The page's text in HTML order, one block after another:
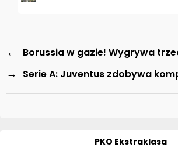
← Borussia w gazie! Wygrywa
→ Serie A: Juventus zdobywa
PKO Ekstraklasa